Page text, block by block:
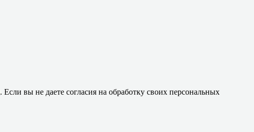
. Если вы не даете согласия на обработку своих персональных